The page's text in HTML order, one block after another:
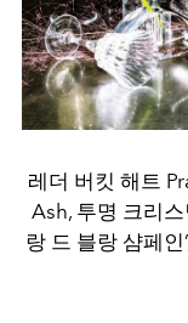
레더 버킷 해트
Ash, 투명 크리
랑 드 블랑 샴페인